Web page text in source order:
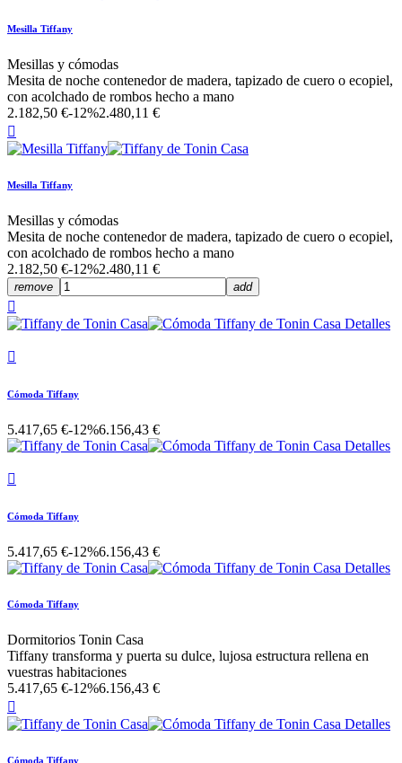
Mesilla Tiffany
Mesillas y cómodas
Mesita de noche contenedor de madera, tapizado de cuero o ecopiel,
con acolchado de rombos hecho a mano
2.182,50 €-12%2.480,11 €

Mesilla Tiffany
Mesillas y cómodas
Mesita de noche contenedor de madera, tapizado de cuero o ecopiel,
con acolchado de rombos hecho a mano
2.182,50 €-12%2.480,11 €
remove add


Cómoda Tiffany
5.417,65 €-12%6.156,43 €

Cómoda Tiffany
5.417,65 €-12%6.156,43 €
Cómoda Tiffany
Dormitorios Tonin Casa
Tiffany transforma y puerta su dulce, lujosa estructura rellena en
vuestras habitaciones
5.417,65 €-12%6.156,43 €

Cómoda Tiffany